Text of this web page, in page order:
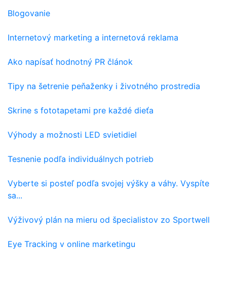
Blogovanie
Internetový marketing a internetová reklama
Ako napísať hodnotný PR článok
Tipy na šetrenie peňaženky i životného prostredia
Skrine s fototapetami pre každé dieťa
Výhody a možnosti LED svietidiel
Tesnenie podľa individuálnych potrieb
Vyberte si posteľ podľa svojej výšky a váhy. Vyspíte
sa...
Výživový plán na mieru od špecialistov zo Sportwell
Eye Tracking v online marketingu